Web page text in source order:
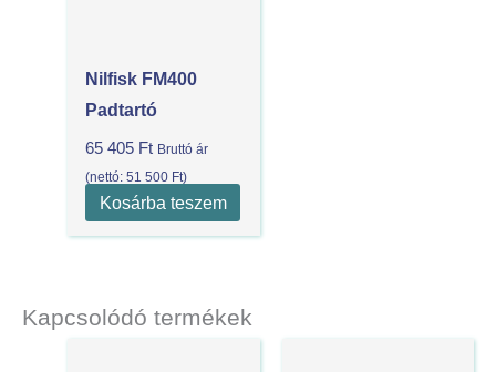
Nilfisk FM400
Padtartó
65 405 Ft Bruttó ár
(nettó:51 500 Ft)
Kosárba teszem
Kapcsolódó termékek